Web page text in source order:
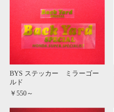
BYS ステッカー ミラーゴー
ルド
￥550～